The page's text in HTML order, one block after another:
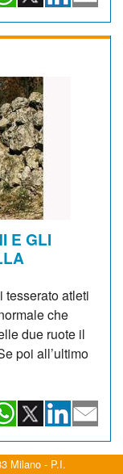
E GLI
tesserato atleti
che
due ruote il
poi all’ultimo
Milano - P.I.